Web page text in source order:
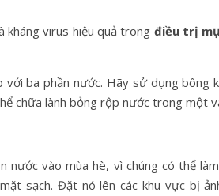
kháng virus hiệu quả trong điều trị
ba phần nước. Hãy sử dụng bông
chữa lành bỏng rộp nước trong một
nước vào mùa hè, vì chúng có thể
sạch. Đặt nó lên các khu vực bị